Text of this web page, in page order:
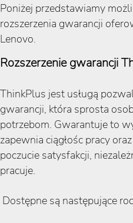
Poniżej przedstawiamy
rozszerzenia gwarancji
Lenovo.
Rozszerzenie gwarancji
ThinkPlus jest usługą
gwarancji, która sprosta
potrzebom. Gwarantuje to
zapewnia ciągłośc pracy
poczucie satysfakcji,
pracuje.
Dostępne są następujące